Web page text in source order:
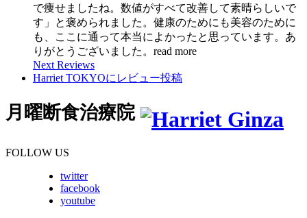
で痩せましたね。数値がすべて改善して素晴らしいで
す」と褒められました。健康のためにも美容のために
も、ここに通って本当によかったと思っています。あ
りがとうございました。 read more
Next Reviews
Harriet TOKYOにレビュー投稿
月曜断食治療院
FOLLOW US
twitter
facebook
youtube